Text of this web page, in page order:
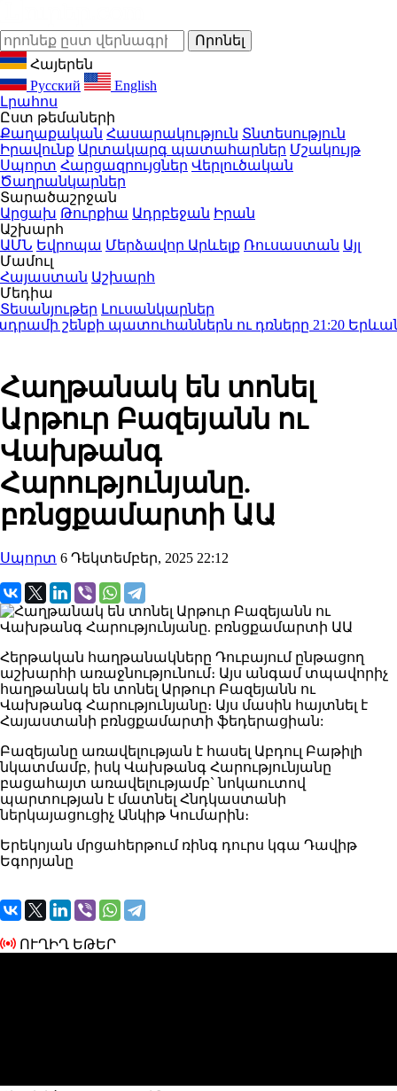
Հայերեն
Русский
English
Լրահոս
Ըստ թեմաների
Քաղաքական Հասարակություն Տնտեսություն
Իրավունք Արտակարգ պատահարներ Մշակույթ
Սպորտ Հարցազրույցներ Վերլուծական
Ծաղրանկարներ
Տարածաշրջան
Արցախ Թուրքիա Ադրբեջան Իրան
Աշխարհ
ԱՄՆ Եվրոպա Մերձավոր Արևելք Ռուսաստան Այլ
Մամուլ
Հայաստան Աշխարհ
Մեդիա
Տեսանյութեր Լուսանկարներ
շենքի պատուհաններն ու դռները21:20Երևանում
Հաղթանակ են տոնել
Արթուր Բազեյանն ու
Վախթանգ
Հարությունյանը.
բռնցքամարտի ԱԱ
Սպորտ 6 Դեկտեմբեր, 2025 22:12
Հերթական հաղթանակները Դուբայում ընթացող
աշխարհի առաջնությունում։ Այս անգամ տպավորիչ
հաղթանակ են տոնել Արթուր Բազեյանն ու
Վախթանգ Հարությունյանը։ Այս մասին հայտնել է
Հայաստանի բռնցքամարտի ֆեդերացիան:
Բազեյանը առավելության է հասել Աբդուլ Բաթիլի
նկատմամբ, իսկ Վախթանգ Հարությունյանը
բացահայտ առավելությամբ` նոկաուտով
պարտության է մատնել Հնդկաստանի
ներկայացուցիչ Անկիթ Կումարին։
Երեկոյան մրցահերթում ռինգ դուրս կգա Դավիթ
Եգորյանը
ՈՒՂԻՂ ԵԹԵՐ